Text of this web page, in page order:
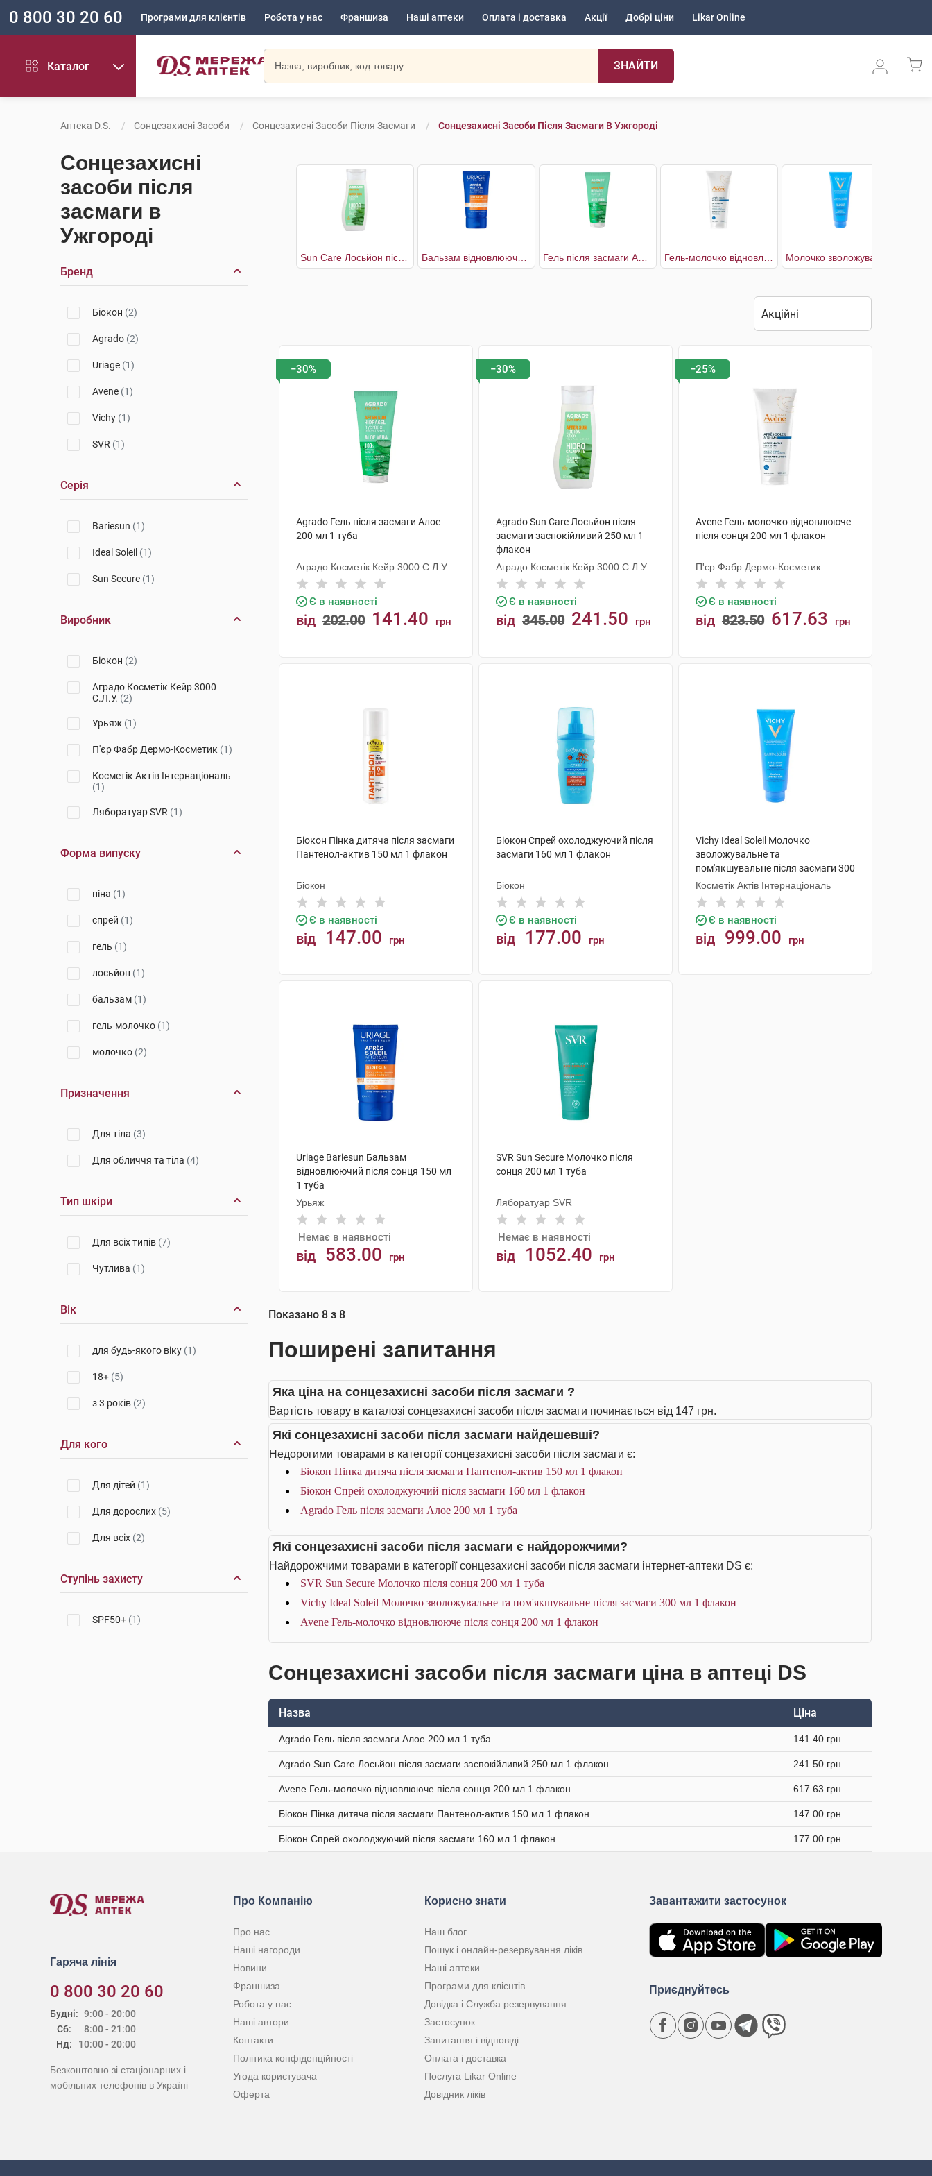
0 800 30 20 60 Програми для клієнтів Робота у нас Франшиза Наші аптеки Оплата і доставка Акції Добрі ціни Likar Online
Каталог ЗНАЙТИ
Аптека D.S. Сонцезахисні Засоби Сонцезахисні Засоби Після Засмаги Сонцезахисні Засоби Після Засмаги В Ужгороді
Сонцезахисні
засоби після
засмаги в
Ужгороді
Бренд
Біокон (2)
Agrado (2)
Uriage (1)
Avene (1)
Vichy (1)
SVR (1)
Серія
Bariesun (1)
Ideal Soleil (1)
Sun Secure (1)
Виробник
Біокон (2)
Аградо Косметік Кейр 3000
С.Л.У. (2)
Урьяж (1)
П'єр Фабр Дермо-Косметик (1)
Косметік Актів Інтернаціональ
(1)
Ляборатуар SVR (1)
Форма випуску
піна (1)
спрей (1)
гель (1)
лосьйон (1)
бальзам (1)
гель-молочко (1)
молочко (2)
Призначення
Для тіла (3)
Для обличчя та тіла (4)
Тип шкіри
Для всіх типів (7)
Чутлива (1)
Вік
для будь-якого віку (1)
18+ (5)
з 3 років (2)
Для кого
Для дітей (1)
Для дорослих (5)
Для всіх (2)
Ступінь захисту
SPF50+ (1)
−30%
Agrado Гель після засмаги Алое
200 мл 1 туба
Аградо Косметік Кейр 3000 С.Л.У.
Є в наявності
від 202.00 141.40 грн
−30%
Agrado Sun Care Лосьйон після
засмаги заспокійливий 250 мл 1
флакон
Аградо Косметік Кейр 3000 С.Л.У.
Є в наявності
від 345.00 241.50 грн
−25%
Avene Гель-молочко відновлюючe
після сонця 200 мл 1 флакон
П'єр Фабр Дермо-Косметик
Є в наявності
від 823.50 617.63 грн
Біокон Пінка дитяча після засмаги
Пантенол-актив 150 мл 1 флакон
Біокон
Є в наявності
від 147.00 грн
Біокон Спрей охолоджуючий після
засмаги 160 мл 1 флакон
Біокон
Є в наявності
від 177.00 грн
Vichy Ideal Soleil Молочко
зволожувальне та
пом'якшувальне після засмаги 300
мл 1 флакон
Косметік Актів Інтернаціональ
Є в наявності
від 999.00 грн
Uriage Bariesun Бальзам
відновлюючий після сонця 150 мл
1 туба
Урьяж
Немає в наявності
від 583.00 грн
SVR Sun Secure Молочко після
сонця 200 мл 1 туба
Ляборатуар SVR
Немає в наявності
від 1052.40 грн
Показано 8 з 8
Поширені запитання
Яка ціна на сонцезахисні засоби після засмаги ?
Вартість товару в каталозі сонцезахисні засоби після засмаги починається від 147 грн.
Які сонцезахисні засоби після засмаги найдешевші?
Недорогими товарами в категорії сонцезахисні засоби після засмаги є:
Біокон Пінка дитяча після засмаги Пантенол-актив 150 мл 1 флакон
Біокон Спрей охолоджуючий після засмаги 160 мл 1 флакон
Agrado Гель після засмаги Алое 200 мл 1 туба
Які сонцезахисні засоби після засмаги є найдорожчими?
Найдорожчими товарами в категорії сонцезахисні засоби після засмаги інтернет-аптеки DS є:
SVR Sun Secure Молочко після сонця 200 мл 1 туба
Vichy Ideal Soleil Молочко зволожувальне та пом'якшувальне після засмаги 300 мл 1 флакон
Avene Гель-молочко відновлюючe після сонця 200 мл 1 флакон
Сонцезахисні засоби після засмаги ціна в аптеці DS
Назва Ціна
Agrado Гель після засмаги Алое 200 мл 1 туба 141.40 грн
Agrado Sun Care Лосьйон після засмаги заспокійливий 250 мл 1 флакон 241.50 грн
Avene Гель-молочко відновлюючe після сонця 200 мл 1 флакон 617.63 грн
Біокон Пінка дитяча після засмаги Пантенол-актив 150 мл 1 флакон 147.00 грн
Біокон Спрей охолоджуючий після засмаги 160 мл 1 флакон 177.00 грн
Гаряча лінія
0 800 30 20 60
Будні:
Сб:
Нд:
9:00 - 20:00
8:00 - 21:00
10:00 - 20:00
Безкоштовно зі стаціонарних і
мобільних телефонів в Україні
Про Компанію
Про нас
Наші нагороди
Новини
Франшиза
Робота у нас
Наші автори
Контакти
Політика конфіденційності
Угода користувача
Оферта
Корисно знати
Наш блог
Пошук і онлайн-резервування ліків
Наші аптеки
Програми для клієнтів
Довідка і Служба резервування
Застосунок
Запитання і відповіді
Оплата і доставка
Послуга Likar Online
Довідник ліків
Завантажити застосунок
Приєднуйтесь